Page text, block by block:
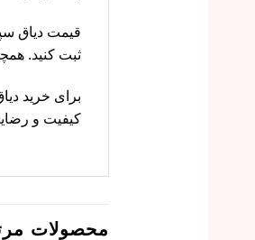
ثبت کنید.
کیفیت و
محصولات